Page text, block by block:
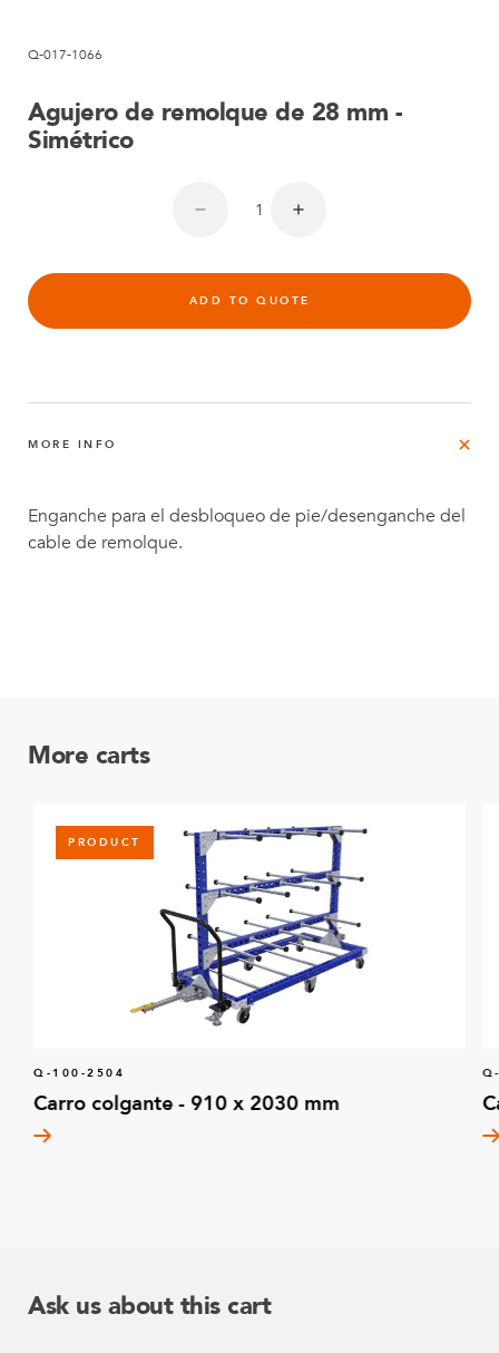
Q-017-1066
Agujero de remolque de 28 mm -
Simétrico
ADD TO QUOTE
MORE INFO
Enganche para el desbloqueo de pie/desenganche del
cable de remolque.
More carts
PRODUCT
Q-100-2504
Carro colgante - 910 x 2030 mm
Ask us about this cart